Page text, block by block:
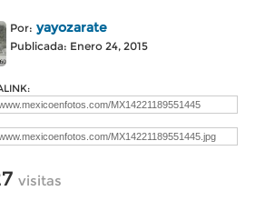
Por: yayozarate
Publicada: Enero 24, 2015
visitas